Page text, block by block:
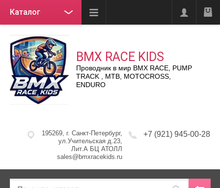
Каталог
BMX RACE KIDS
Проводник в мир BMX RACE, PUMP
TRACK , MTB, MOTOCROSS,
ENDURO
195269, г. Санкт-Петербург,
ул.Учительская д.23,
Лит.А БЦ АТОЛЛ
sales@bmxracekids.ru
+7 (921) 945-00-28